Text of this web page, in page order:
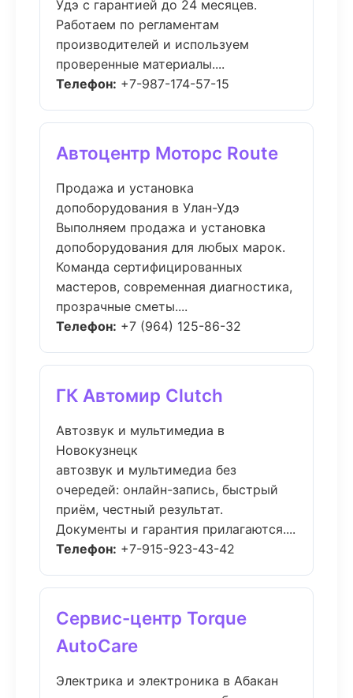
Удэ с гарантией до 24 месяцев.
Работаем по регламентам
производителей и используем
проверенные материалы....
Телефон: +7-987-174-57-15
Автоцентр Моторс Route
Продажа и установка
допоборудования в Улан-Удэ
Выполняем продажа и установка
допоборудования для любых марок.
Команда сертифицированных
мастеров, современная диагностика,
прозрачные сметы....
Телефон: +7 (964) 125-86-32
ГК Автомир Clutch
Автозвук и мультимедиа в
Новокузнецк
автозвук и мультимедиа без
очередей: онлайн-запись, быстрый
приём, честный результат.
Документы и гарантия прилагаются....
Телефон: +7-915-923-43-42
Сервис-центр Torque
AutoCare
Электрика и электроника в Абакан